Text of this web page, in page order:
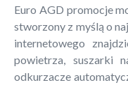
Euro AGD promocje
stworzony z myślą o
internetowego
powietrza, suszarki
odkurzacze